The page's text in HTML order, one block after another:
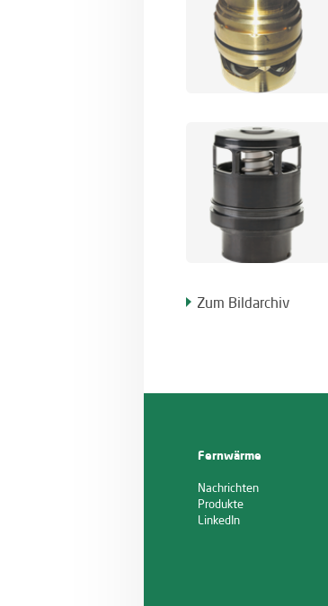
Zum Bildarchiv
Fernwärme
Nachrichten
Produkte
LinkedIn